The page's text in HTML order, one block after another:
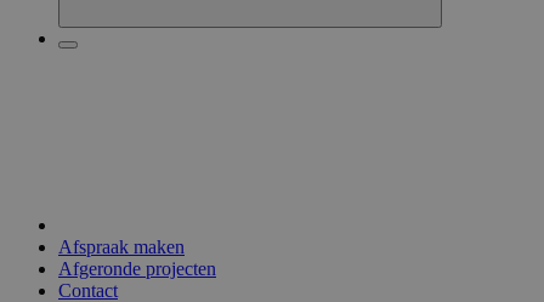
Afspraak maken
Afgeronde projecten
Contact